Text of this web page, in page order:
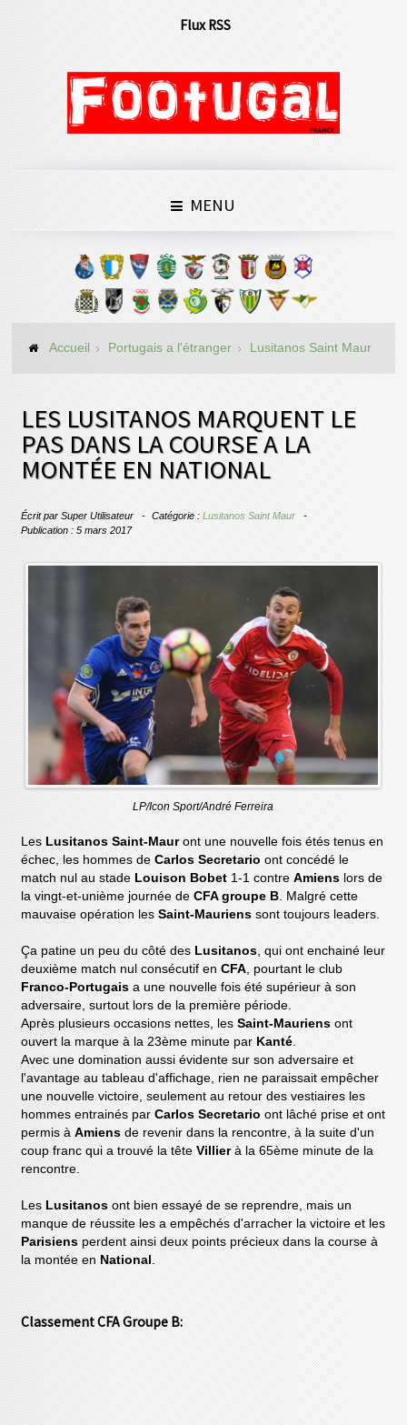
Flux RSS
MENU
Accueil Portugais a l'étranger Lusitanos Saint Maur
LES LUSITANOS MARQUENT LE
PAS DANS LA COURSE A LA
MONTÉE EN NATIONAL
Écrit parSuper Utilisateur Catégorie :Lusitanos Saint Maur
Publication : 5 mars 2017
LP/Icon Sport/André Ferreira
LesLusitanos Saint-Mauront une nouvelle fois étés tenus en
échec, les hommes deCarlos Secretario ont concédé le
match nul au stadeLouison Bobet 1-1 contreAmiens lors de
la vingt-et-unième journée deCFA groupe B . Malgré cette
mauvaise opération lesSaint-Mauriens sont toujours leaders.
Ça patine un peu du côté des Lusitanos , qui ont enchainé leur
deuxième match nul consécutif enCFA , pourtant le club
Franco-Portugais a une nouvelle fois été supérieur à son
adversaire, surtout lors de la première période.
Après plusieurs occasions nettes, lesSaint-Mauriens ont
ouvert la marque à la 23ème minute par Kanté
Avec une domination aussi évidente sur son adversaire et
l'avantage au tableau d'affichage, rien ne paraissait empêcher
une nouvelle victoire, seulement au retour des vestiaires les
hommes entrainés parCarlos Secretario ont lâché prise et ont
permis àAmiensde revenir dans la rencontre, à la suite d'un
coup franc qui a trouvé la têteVillierà la 65ème minute de la
rencontre.
LesLusitanosont bien essayé de se reprendre, mais un
manque de réussite les a empêchés d'arracher la victoire et les
Parisiensperdent ainsi deux points précieux dans la course à
la montée enNational
Classement CFA Groupe B: